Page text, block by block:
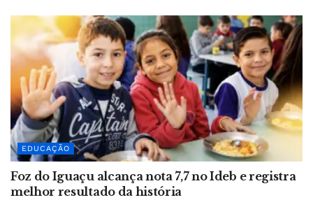
EDUCAÇÃO
Foz do Iguaçu alcança nota 7,7 no Ideb e registra
melhor resultado da história